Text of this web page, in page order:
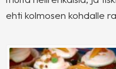
ehti kolmosen kohdalle